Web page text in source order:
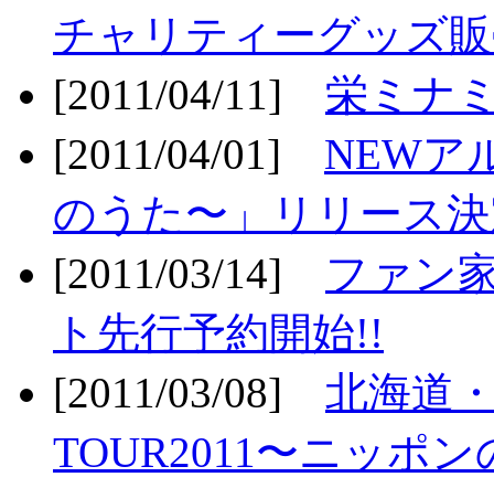
チャリティーグッズ
[2011/04/11] 栄ミナ
[2011/04/01] NEWア
のうた〜」リリース
[2011/03/14] ファン
ト先行予約開始!!
[2011/03/08] 北海道
TOUR2011〜ニッポ